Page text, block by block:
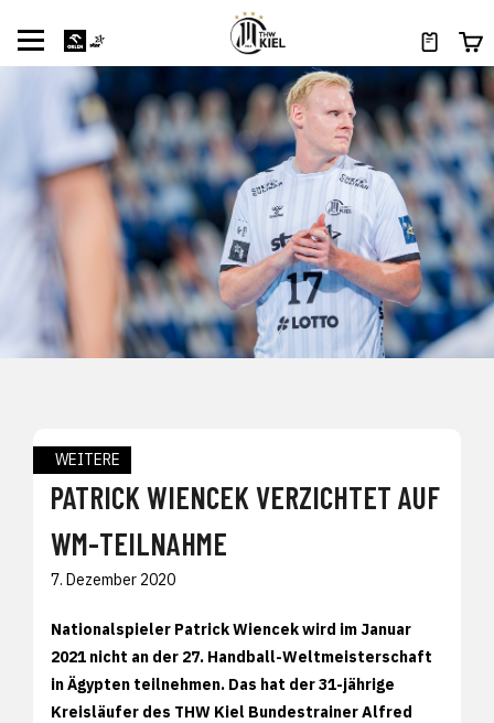
WEITERE
PATRICK WIENCEK VERZICHTET AUF
WM-TEILNAHME
7. Dezember 2020
Nationalspieler Patrick Wiencek wird im Januar
2021 nicht an der 27. Handball-Weltmeisterschaft
in Ägypten teilnehmen. Das hat der 31-jährige
Kreisläufer des THW Kiel Bundestrainer Alfred